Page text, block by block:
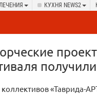
КУХНЯ NEWS2
«Таврида-